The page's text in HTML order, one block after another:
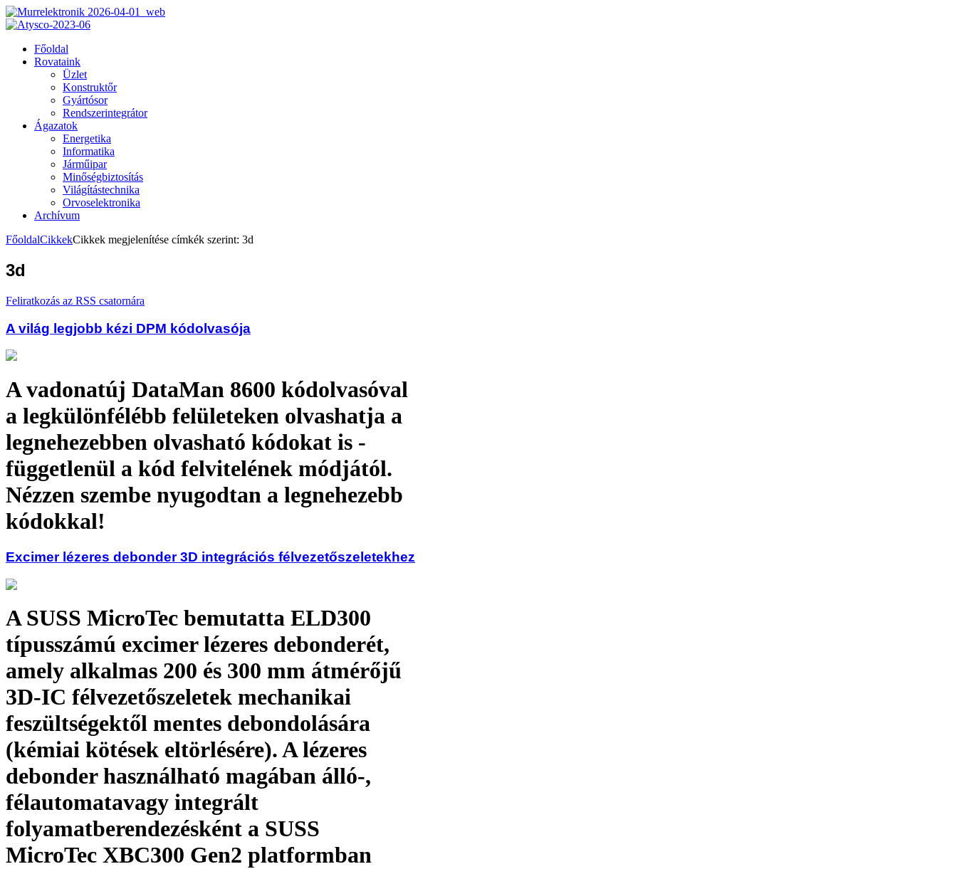
Főoldal
Rovataink
Üzlet
Konstruktőr
Gyártósor
Rendszerintegrátor
Ágazatok
Energetika
Informatika
Járműipar
Minőségbiztosítás
Világítástechnika
Orvoselektronika
Archívum
FőoldalCikkekCikkek megjelenítése címkék szerint: 3d
3d
Feliratkozás az RSS csatornára
A világ legjobb kézi DPM kódolvasója
A vadonatúj DataMan 8600 kódolvasóval
a legkülönfélébb felületeken olvashatja a
legnehezebben olvasható kódokat is -
függetlenül a kód felvitelének módjától.
Nézzen szembe nyugodtan a legnehezebb
kódokkal!
Excimer lézeres debonder 3D integrációs félvezetőszeletekhez
A SUSS MicroTec bemutatta ELD300
típusszámú excimer lézeres debonderét,
amely alkalmas 200 és 300 mm átmérőjű
3D-IC félvezetőszeletek mechanikai
feszültségektől mentes debondolására
(kémiai kötések eltörlésére). A lézeres
debonder használható magában álló-,
félautomatavagy integrált
folyamatberendezésként a SUSS
MicroTec XBC300 Gen2 platformban